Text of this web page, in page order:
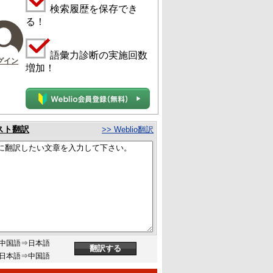
イン
検索履歴を保存でき
る！
語彙力診断の実施回数
増加！
ト翻訳 >> Weblio翻訳
国語⇒日本語
本語⇒中国語